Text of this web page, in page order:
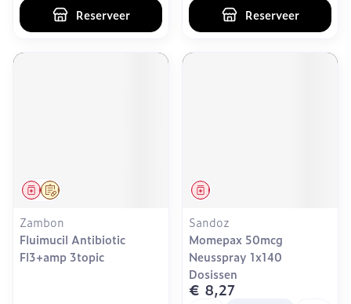
Reserveer Reserveer
Op voorschrift
Geneesmiddel
Zambon
Fluimucil Antibiotic
Fl3+amp 3topic
Geneesmiddel
Sandoz
Momepax 50mcg
Neusspray 1x140
Dosissen
€ 8,27